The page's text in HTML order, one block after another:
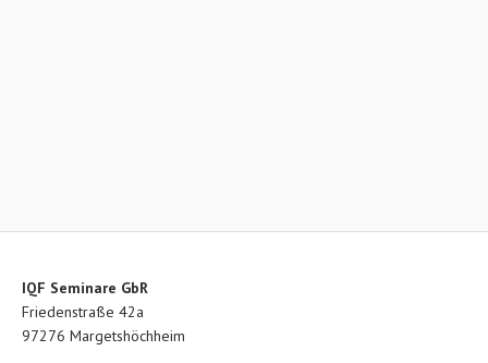
IQF Seminare GbR
Friedenstraße 42a
97276 Margetshöchheim